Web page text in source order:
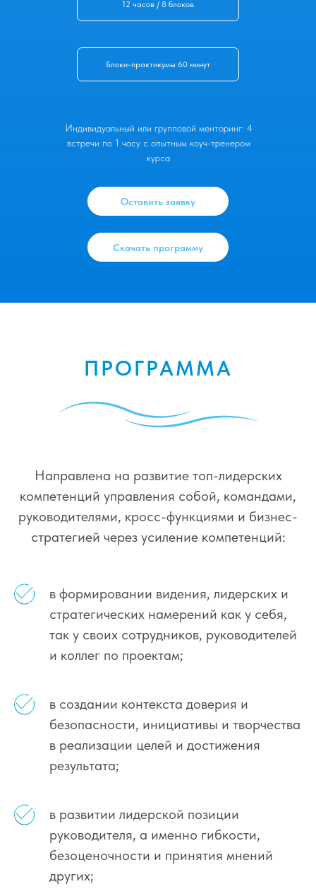
12 часов / 8 блоков
Оставить заявку
Блоки-практикумы 60 минут
Индивидуальный или групповой менторинг: 4
встречи по 1 часу с опытным коуч-тренером
курса
Скачать программу
ПРОГРАММА
Направлена на развитие топ-лидерских
компетенций управления собой, командами,
руководителями, кросс-функциями и бизнес-
стратегией через усиление компетенций:
в формировании видения, лидерских и
стратегических намерений как у себя,
так у своих сотрудников, руководителей
и коллег по проектам;
в создании контекста доверия и
безопасности, инициативы и творчества
в реализации целей и достижения
результата;
в развитии лидерской позиции
руководителя, а именно гибкости,
безоценочности и принятия мнений
других;